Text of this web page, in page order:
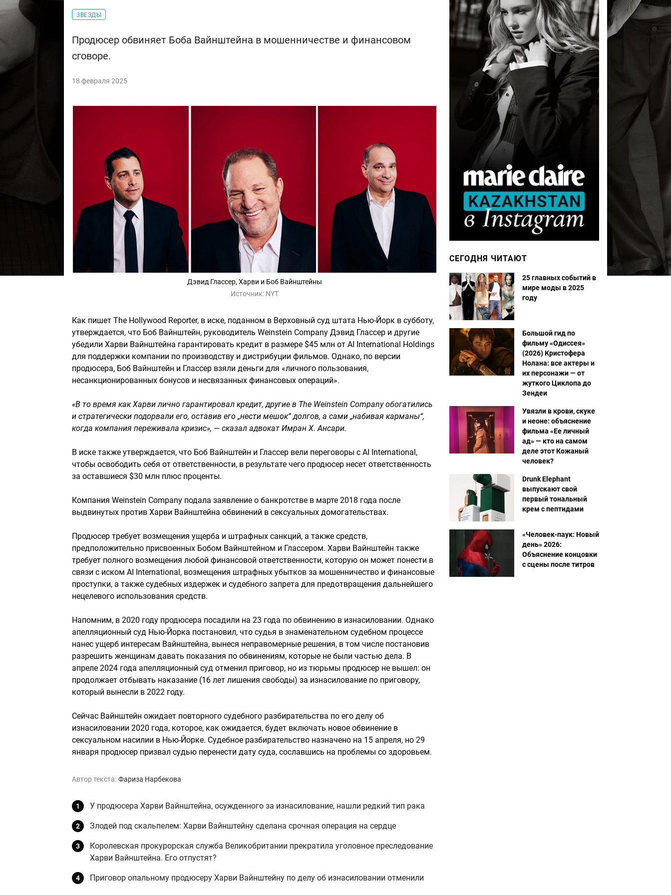
ЗВЕЗДЫ
Продюсер обвиняет Боба Вайнштейна в мошенничестве и финансовом
сговоре.
18 февраля 2025
Дэвид Глассер, Харви и Боб Вайнштейны
Источник: NYT
Как пишет The Hollywood Reporter, в иске, поданном в Верховный суд штата Нью-Йорк в субботу,
утверждается, что Боб Вайнштейн, руководитель Weinstein Company Дэвид Глассер и другие
убедили Харви Вайнштейна гарантировать кредит в размере $45 млн от AI International Holdings
для поддержки компании по производству и дистрибуции фильмов. Однако, по версии
продюсера, Боб Вайнштейн и Глассер взяли деньги для «личного пользования,
несанкционированных бонусов и несвязанных финансовых операций».
«В то время как Харви лично гарантировал кредит, другие в The Weinstein Company обогатились
и стратегически подорвали его, оставив его „нести мешок“ долгов, а сами „набивая карманы“,
когда компания переживала кризис», — сказал адвокат Имран Х. Ансари.
В иске также утверждается, что Боб Вайнштейн и Глассер вели переговоры с AI International,
чтобы освободить себя от ответственности, в результате чего продюсер несет ответственность
за оставшиеся $30 млн плюс проценты.
Компания Weinstein Company подала заявление о банкротстве в марте 2018 года после
выдвинутых против Харви Вайнштейна обвинений в сексуальных домогательствах.
Продюсер требует возмещения ущерба и штрафных санкций, а также средств,
предположительно присвоенных Бобом Вайнштейном и Глассером. Харви Вайнштейн также
требует полного возмещения любой финансовой ответственности, которую он может понести в
связи с иском AI International, возмещения штрафных убытков за мошенничество и финансовые
проступки, а также судебных издержек и судебного запрета для предотвращения дальнейшего
нецелевого использования средств.
Напомним, в 2020 году продюсера посадили на 23 года по обвинению в изнасиловании. Однако
апелляционный суд Нью-Йорка постановил, что судья в знаменательном судебном процессе
нанес ущерб интересам Вайнштейна, вынеся неправомерные решения, в том числе постановив
разрешить женщинам давать показания по обвинениям, которые не были частью дела. В
апреле 2024 года апелляционный суд отменил приговор, но из тюрьмы продюсер не вышел: он
продолжает отбывать наказание (16 лет лишения свободы) за изнасилование по приговору,
который вынесли в 2022 году.
Сейчас Вайнштейн ожидает повторного судебного разбирательства по его делу об
изнасиловании 2020 года, которое, как ожидается, будет включать новое обвинение в
сексуальном насилии в Нью-Йорке. Судебное разбирательство назначено на 15 апреля, но 29
января продюсер призвал судью перенести дату суда, сославшись на проблемы со здоровьем.
Автор текста: Фариза Нарбекова
У продюсера Харви Вайнштейна, осужденного за изнасилование, нашли редкий тип рака
Злодей под скальпелем: Харви Вайнштейну сделана срочная операция на сердце
Королевская прокурорская служба Великобритании прекратила уголовное преследование
Харви Вайнштейна. Его отпустят?
Приговор опальному продюсеру Харви Вайнштейну по делу об изнасиловании отменили
СЕГОДНЯ ЧИТАЮТ
25 главных событий в
мире моды в 2025
году
Большой гид по
фильму «Одиссея»
(2026) Кристофера
Нолана: все актеры и
их персонажи — от
жуткого Циклопа до
Зендеи
Увязли в крови, скуке
и неоне: объяснение
фильма «Ее личный
ад» — кто на самом
деле этот Кожаный
человек?
Drunk Elephant
выпускают свой
первый тональный
крем с пептидами
«Человек-паук: Новый
день» 2026:
Объяснение концовки
с сцены после титров